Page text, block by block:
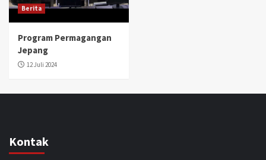
Berita
Program Permagangan
Jepang
12 Juli 2024
Kontak